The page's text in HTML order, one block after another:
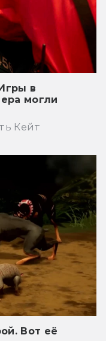
в
могли
Кейт
Вот её